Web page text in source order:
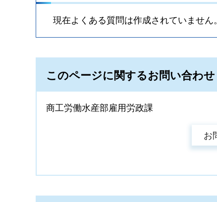
現在よくある質問は作成されていません。
このページに関するお問い合わせ
商工労働水産部雇用労政課